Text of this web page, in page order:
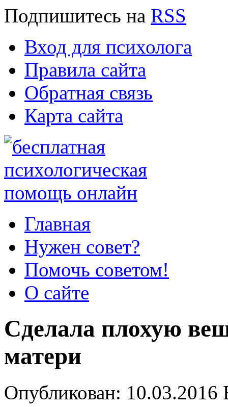
Подпишитесь на RSS
Вход для психолога
Правила сайта
Обратная связь
Карта сайта
Главная
Нужен совет?
Помочь советом!
О сайте
Сделала плохую
матери
Опубликован: